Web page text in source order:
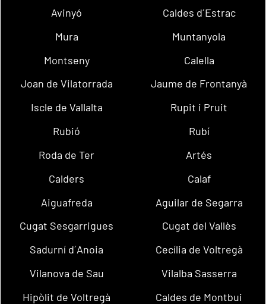
Avinyó
Caldes d´Estrac
Mura
Muntanyola
Montseny
Calella
Joan de Vilatorrada
Jaume de Frontanyà
Iscle de Vallalta
Rupit i Pruit
Rubió
Rubí
Roda de Ter
Artés
Calders
Calaf
Aiguafreda
Aguilar de Segarra
Cugat Sesgarrigues
Cugat del Vallès
Sadurní d´Anoia
Cecília de Voltregà
Vilanova de Sau
Vilalba Sasserra
Hipòlit de Voltregà
Caldes de Montbui